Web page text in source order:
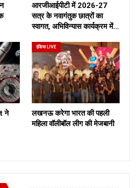
आरजीआईपीटी में 2026-27
सत्र के नवागंतुक छात्रों का
स्वागत, अभिविन्यास कार्यक्रम में…
ने
इंडिया LIVE
लखनऊ करेगा भारत की पहली
महिला वॉलीबॉल लीग की मेजबानी